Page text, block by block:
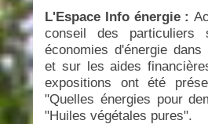
L'Espace Info énergie :
conseil des particuliers
économies d'énergie dans
et sur les aides
expositions ont été
"Quelles énergies pour
"Huiles végétales pures".